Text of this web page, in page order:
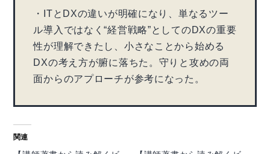
・ITとDXの違いが明確になり、単なるツー
ル導入ではなく“経営戦略”としてのDXの重要
性が理解できたし、小さなことから始める
DXの考え方が腑に落ちた。守りと攻めの両
面からのアプローチが参考になった。
関連